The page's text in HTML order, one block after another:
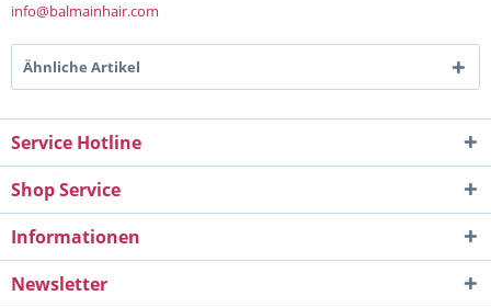
info@balmainhair.com
Ähnliche Artikel
Service Hotline
Shop Service
Informationen
Newsletter